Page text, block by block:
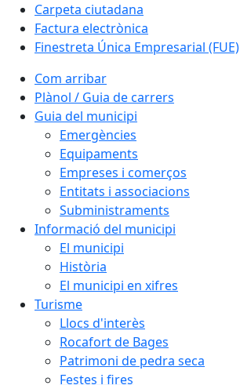
Carpeta ciutadana
Factura electrònica
Finestreta Única Empresarial (FUE)
Com arribar
Plànol / Guia de carrers
Guia del municipi
Emergències
Equipaments
Empreses i comerços
Entitats i associacions
Subministraments
Informació del municipi
El municipi
Història
El municipi en xifres
Turisme
Llocs d'interès
Rocafort de Bages
Patrimoni de pedra seca
Festes i fires